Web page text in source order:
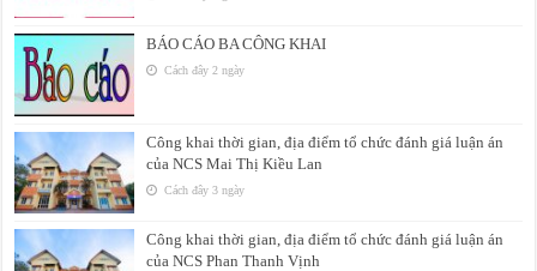
BÁO CÁO BA CÔNG KHAI
Cách đây 2 ngày
Công khai thời gian, địa điểm tổ chức đánh giá luận án
của NCS Mai Thị Kiều Lan
Cách đây 3 ngày
Công khai thời gian, địa điểm tổ chức đánh giá luận án
của NCS Phan Thanh Vịnh